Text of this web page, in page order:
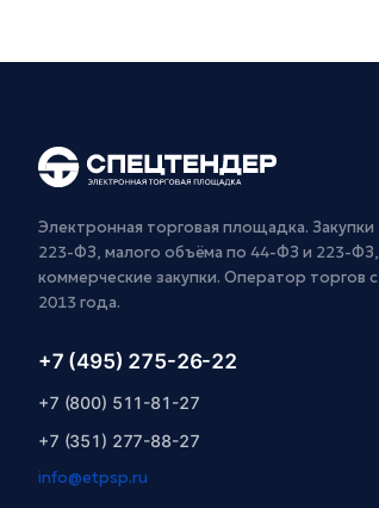
Электронная торговая площадка. Закупки
223-ФЗ, малого объёма по 44-ФЗ и 223-ФЗ,
коммерческие закупки. Оператор торгов с
2013 года.
+7 (495) 275-26-22
+7 (800) 511-81-27
+7 (351) 277-88-27
info@etpsp.ru